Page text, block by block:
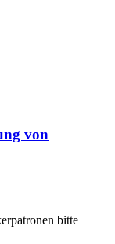
von
bitte